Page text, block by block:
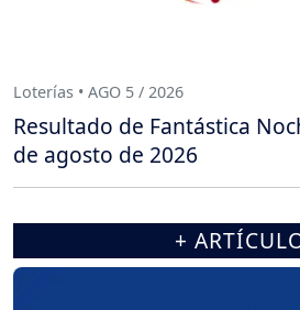
Loterías • AGO 5 / 2026
Resultado de Fantástica
de agosto de 2026
+